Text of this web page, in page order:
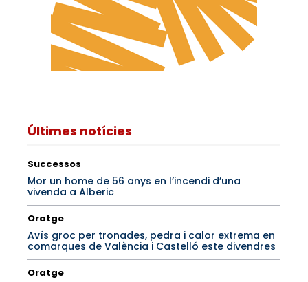
Últimes notícies
Successos
Mor un home de 56 anys en l’incendi d’una
vivenda a Alberic
Oratge
Avís groc per tronades, pedra i calor extrema en
comarques de València i Castelló este divendres
Oratge